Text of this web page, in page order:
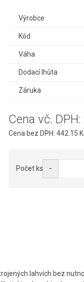
Výrobce
Kód
Váha
Dodací lhůta
Záruka
Cena vč. DPH:
Cena bez DPH: 442.15
Počet ks -
lahvích bez